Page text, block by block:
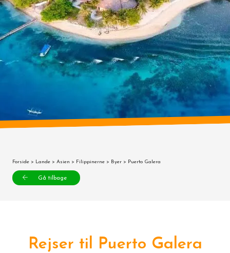
Forside > Lande > Asien > Filippinerne > Byer > Puerto Galera
Gå tilbage
Rejser til Puerto Galera